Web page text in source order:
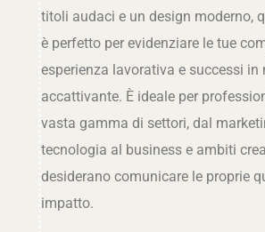
titoli audaci e un design moderno,
è perfetto per evidenziare le tue
esperienza lavorativa e successi in
accattivante. È ideale per
vasta gamma di settori, dal
tecnologia al business e ambiti
desiderano comunicare le proprie
impatto.